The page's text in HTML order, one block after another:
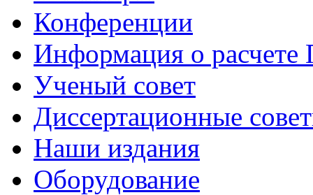
Конференции
Информация о
Ученый совет
Диссертационные
Наши издания
Оборудование